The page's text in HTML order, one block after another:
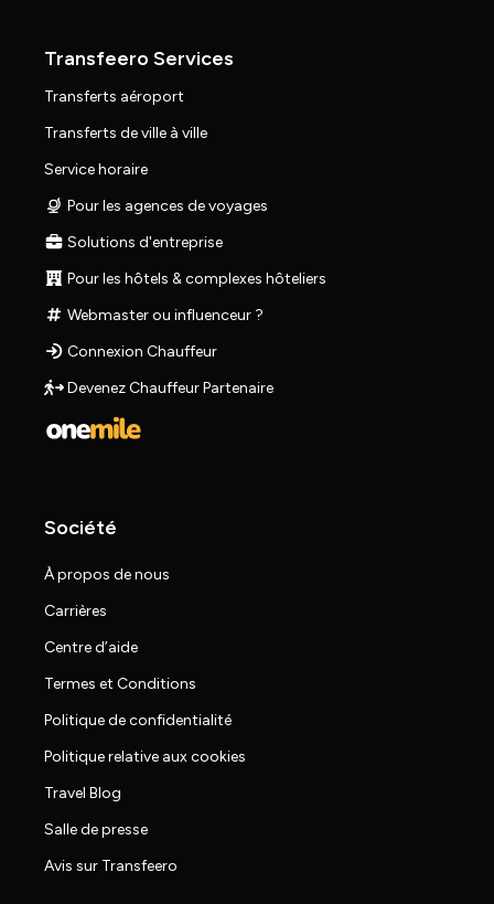
Transfeero Services
Transferts aéroport
Transferts de ville à ville
Service horaire
Pour les agences de voyages
Solutions d'entreprise
Pour les hôtels & complexes hôteliers
Webmaster ou influenceur ?
Connexion Chauffeur
Devenez Chauffeur Partenaire
Société
À propos de nous
Carrières
Centre d’aide
Termes et Conditions
Politique de confidentialité
Politique relative aux cookies
Travel Blog
Salle de presse
Avis sur Transfeero